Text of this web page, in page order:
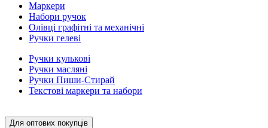
Маркери
Набори ручок
Олівці графітні та механічні
Ручки гелеві
Ручки кулькові
Ручки масляні
Ручки Пиши-Стирай
Текстові маркери та набори
Для оптових покупців